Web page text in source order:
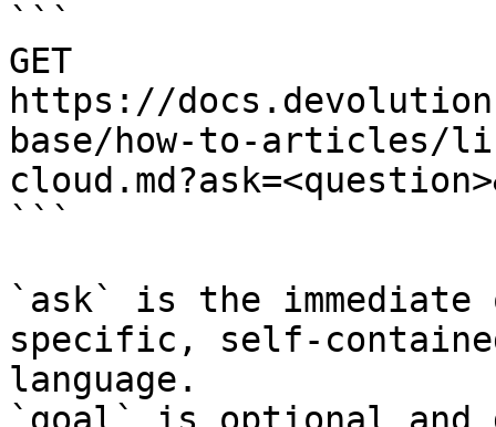
```
GET
https://
base/how-to-articles/
```
`ask` is the
specific, self-
language.